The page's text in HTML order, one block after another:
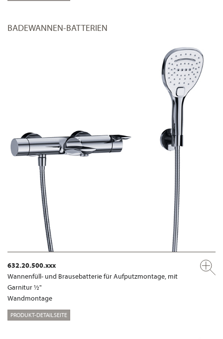
BADEWANNEN-BATTERIEN
632.20.500.xxx
Wannenfüll- und Brausebatterie für Aufputzmontage, mit
Garnitur ½"
Wandmontage
PRODUKT-DETAILSEITE